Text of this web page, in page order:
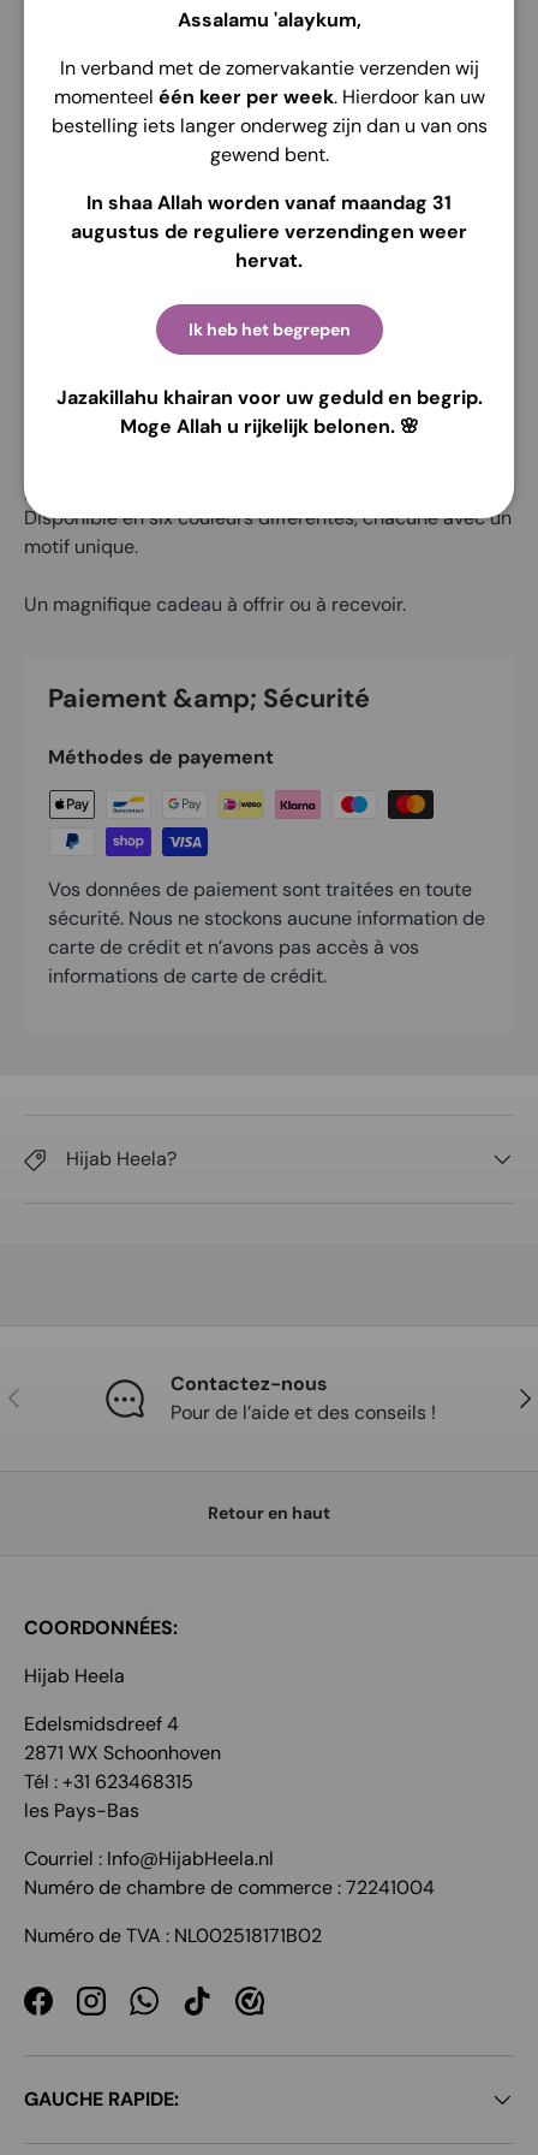
Voir les informations de la boutique
Détails
Tailles : Taille unique 70 x 110 cm
Description du produit
prier longtemps et souvent in sha Allah !
Disponible en six couleurs différentes, chacune avec un
motif unique.
Un magnifique cadeau à offrir ou à recevoir.
Paiement &amp; Sécurité
Méthodes de payement
Vos données de paiement sont traitées en toute
sécurité. Nous ne stockons aucune information de
carte de crédit et n’avons pas accès à vos
informations de carte de crédit.
Hijab Heela?
Assalamu 'alaykum,
In verband met de zomervakantie verzenden wij
momenteel één keer per week. Hierdoor kan uw
bestelling iets langer onderweg zijn dan u van ons
gewend bent.
In shaa Allah worden vanaf maandag 31
augustus de reguliere verzendingen weer
hervat.
Ik heb het begrepen
Jazakillahu khairan voor uw geduld en begrip.
Moge Allah u rijkelijk belonen. 🌸
Précédent
Contactez-nous
Pour de l’aide et des conseils !
Retour en haut
COORDONNÉES:
Hijab Heela
Edelsmidsdreef 4
2871 WX Schoonhoven
Tél : +31 623468315
les Pays-Bas
Courriel : Info@HijabHeela.nl
Numéro de chambre de commerce : 72241004
Numéro de TVA : NL002518171B02
FacebookInstagramWhatsApp
TikTok
GAUCHE RAPIDE: